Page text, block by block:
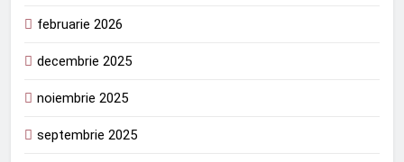
februarie 2026
decembrie 2025
noiembrie 2025
septembrie 2025